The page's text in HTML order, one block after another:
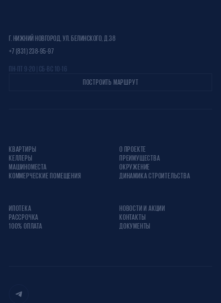
Г. НИЖНИЙ НОВГОРОД, УЛ. БЕЛИНСКОГО, Д.38
+7 (831) 238-95-97
ПН-ПТ 9-20 | СБ-ВС 10-16
ПОСТРОИТЬ МАРШРУТ
КВАРТИРЫ
КЕЛЛЕРЫ
МАШИНОМЕСТА
КОММЕРЧЕСКИЕ ПОМЕЩЕНИЯ
О ПРОЕКТЕ
ПРЕИМУЩЕСТВА
ОКРУЖЕНИЕ
ДИНАМИКА СТРОИТЕЛЬСТВА
ИПОТЕКА
РАССРОЧКА
100% ОПЛАТА
НОВОСТИ И АКЦИИ
КОНТАКТЫ
ДОКУМЕНТЫ